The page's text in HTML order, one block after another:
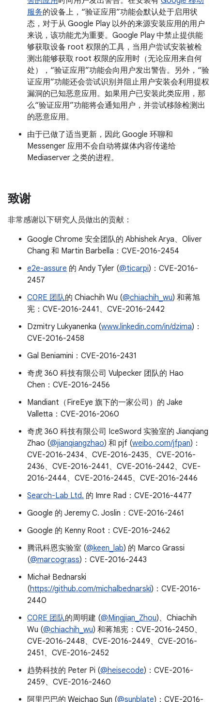
服务的设备上，“验证应用”功能会默认处于启用状
态，对于从 Google Play 以外的来源安装应用的用户
来说，该功能尤为重要。Google Play 中禁止提供能
够获取设备 root 权限的工具，当用户尝试安装被检
测出能够获取 root 权限的应用时（无论应用来自何
处），“验证应用”功能会向用户发出警告。另外，“验
证应用”功能还会尝试识别并阻止用户安装会利用提权
漏洞的已知恶意应用。如果用户已安装此类应用，那
么“验证应用”功能将会通知用户，并尝试移除检测出
的恶意应用。
由于已做了适当更新，因此 Google 环聊和
Messenger 应用不会自动将媒体内容传递给
Mediaserver 之类的进程。
致谢
非常感谢以下研究人员做出的贡献：
Google Chrome 安全团队的 Abhishek Arya、Oliver
Chang 和 Martin Barbella：CVE-2016-2454
e2e-assure 的 Andy Tyler (@ticarpi)：CVE-2016-
2457
C0RE 团队的 Chiachih Wu (@chiachih_wu) 和蒋旭
宪：CVE-2016-2441、CVE-2016-2442
Dzmitry Lukyanenka (www.linkedin.com/in/dzima)：
CVE-2016-2458
Gal Beniamini：CVE-2016-2431
奇虎 360 科技有限公司 Vulpecker 团队的 Hao
Chen：CVE-2016-2456
Mandiant（FireEye 旗下的一家公司）的 Jake
Valletta：CVE-2016-2060
奇虎 360 科技有限公司 IceSword 实验室的 Jianqiang
Zhao (@jianqiangzhao) 和 pjf (weibo.com/jfpan)：
CVE-2016-2434、CVE-2016-2435、CVE-2016-
2436、CVE-2016-2441、CVE-2016-2442、CVE-
2016-2444、CVE-2016-2445、CVE-2016-2446
Search-Lab Ltd. 的 Imre Rad：CVE-2016-4477
Google 的 Jeremy C. Joslin：CVE-2016-2461
Google 的 Kenny Root：CVE-2016-2462
腾讯科恩实验室 (@keen_lab) 的 Marco Grassi
(@marcograss)：CVE-2016-2443
Michał Bednarski
(https://github.com/michalbednarski)：CVE-2016-
2440
C0RE 团队的周明建 (@Mingjian_Zhou)、Chiachih
Wu (@chiachih_wu) 和蒋旭宪：CVE-2016-2450、
CVE-2016-2448、CVE-2016-2449、CVE-2016-
2451、CVE-2016-2452
趋势科技的 Peter Pi (@heisecode)：CVE-2016-
2459、CVE-2016-2460
阿里巴巴的 Weichao Sun (@sunblate)：CVE-2016-